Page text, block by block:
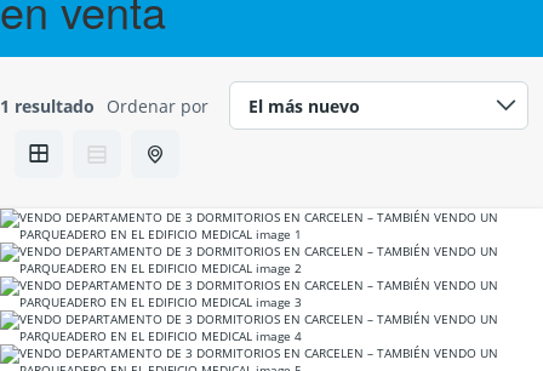
1 resultado Ordenar por